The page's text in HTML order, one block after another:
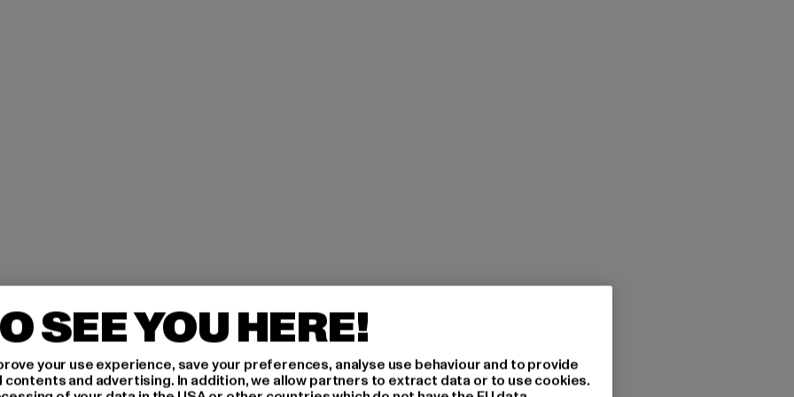
SEE YOU HERE!
your use experience, save your preferences, analyse use behaviour and to provide
and advertising. In addition, we allow partners to extract data or to use cookies.